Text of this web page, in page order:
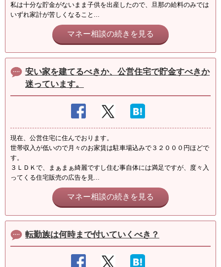
私は十分な貯金がないまま子供を出産したので、旦那の給料のみでは
いずれ家計が苦しくなること...
マネー相談の続きを見る
安い家を建てるべきか、公営住宅で貯金すべきか
迷っています。
現在、公営住宅に住んでおります。
世帯収入が低いので月々のお家賃は駐車場込みで３２０００円ほどで
す。
３ＬＤＫで、まぁまぁ綺麗ですし住む事自体には満足ですが、度々入
ってくる住宅販売の広告を見...
マネー相談の続きを見る
転勤族は何時まで付いていくべき？